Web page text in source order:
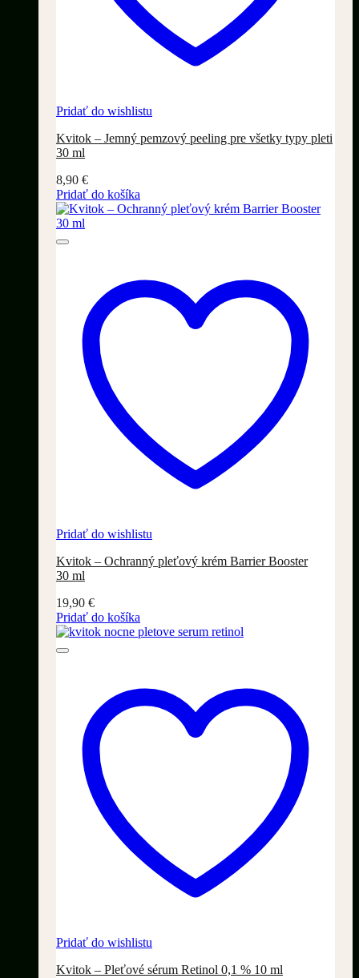
Pridať do wishlistu
Kvitok – Jemný pemzový peeling pre všetky typy pleti
30 ml
8,90 €
Pridať do košíka
Pridať do wishlistu
Kvitok – Ochranný pleťový krém Barrier Booster
30 ml
19,90 €
Pridať do košíka
Pridať do wishlistu
Kvitok – Pleťové sérum Retinol 0,1 % 10 ml